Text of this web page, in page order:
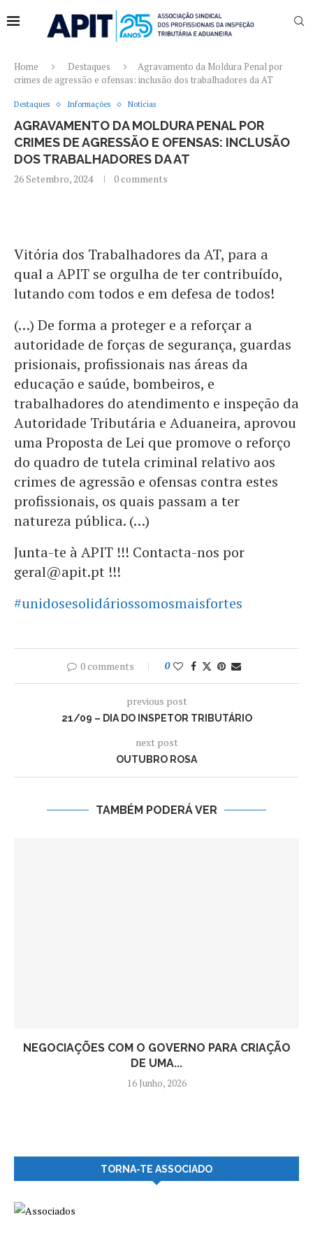
Home Destaques
Agravamento da Moldura Penal por
crimes de agressão e ofensas: inclusão dos trabalhadores da AT
Destaques Informações Notícias
AGRAVAMENTO DA MOLDURA PENAL POR
CRIMES DE AGRESSÃO E OFENSAS: INCLUSÃO
DOS TRABALHADORES DA AT
26 Setembro, 2024 0 comments
Vitória dos Trabalhadores da AT, para a
qual a APIT se orgulha de ter contribuído,
lutando com todos e em defesa de todos!
(…) De forma a proteger e a reforçar a
autoridade de forças de segurança, guardas
prisionais, profissionais nas áreas da
educação e saúde, bombeiros, e
trabalhadores do atendimento e inspeção da
Autoridade Tributária e Aduaneira, aprovou
uma Proposta de Lei que promove o reforço
do quadro de tutela criminal relativo aos
crimes de agressão e ofensas contra estes
profissionais, os quais passam a ter
natureza pública. (…)
Junta-te à APIT !!! Contacta-nos por
geral@apit.pt !!!
#unidosesolidáriossomosmaisfortes
0 comments 0
previous post
21/09 – DIA DO INSPETOR TRIBUTÁRIO
next post
OUTUBRO ROSA
TAMBÉM PODERÁ VER
NEGOCIAÇÕES COM O GOVERNO PARA CRIAÇÃO
DE UMA...
16 Junho, 2026
TORNA-TE ASSOCIADO